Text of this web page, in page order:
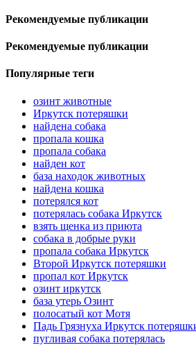
Рекомендуемые публикации
Рекомендуемые публикации
Популярные теги
озинт животные
Иркутск потеряшки
найдена собака
пропала кошка
пропала собака
найден кот
база находок животных
найдена кошка
потерялся кот
потерялась собака Иркутск
взять щенка из приюта
собака в добрые руки
пропала собака Иркутск
Второй Иркутск потеряшки
пропал кот Иркутск
озинт иркутск
база утерь Озинт
полосатый кот Мотя
Падь Грязнуха Иркутск
пугливая собака потерялась